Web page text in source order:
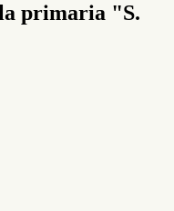
primaria "S.